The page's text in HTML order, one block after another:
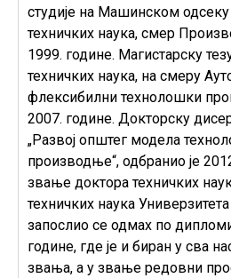
студије на Машинском
техничких наука, смер
1999. године. Магистарску
техничких наука, на смеру
флексибилни технолошки
2007. године. Докторску
„Развој општег модела
производње“, одбранио је
звање доктора техничких
техничких наука
запослио се одмах по
године, где је и биран у сва
звања, а у звање редовни